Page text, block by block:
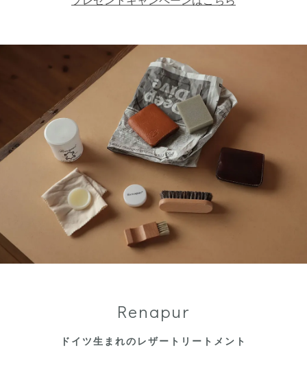
Renapur
ドイツ生まれのレザートリートメント